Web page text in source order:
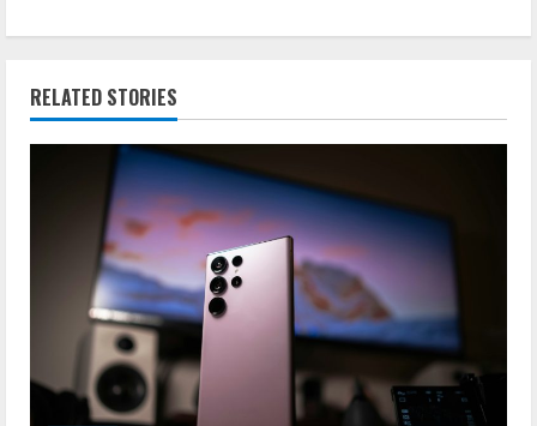
u
d
RELATED STORIES